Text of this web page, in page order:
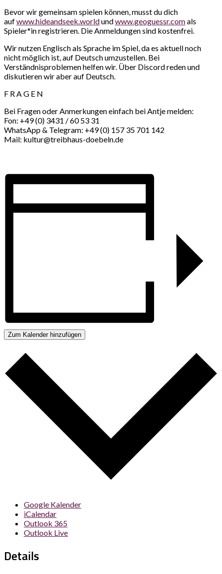
Bevor wir gemeinsam spielen können, musst du dich
aufwww.hideandseek.worldundwww.geoguessr.comals
Spieler*in registrieren. Die Anmeldungen sind kostenfrei.
Wir nutzen Englisch als Sprache im Spiel, da es aktuell noch
nicht möglich ist, auf Deutsch umzustellen. Bei
Verständnisproblemen helfen wir. Über Discord reden und
diskutieren wir aber auf Deutsch.
F R A G E N
Bei Fragen oder Anmerkungen einfach bei Antje melden:
Fon: +49 (0) 3431 / 60 53 31
WhatsApp & Telegram: +49 (0) 157 35 701 142
Mail: kultur@treibhaus-doebeln.de
Zum Kalender hinzufügen
Google Kalender
iCalendar
Outlook 365
Outlook Live
Details